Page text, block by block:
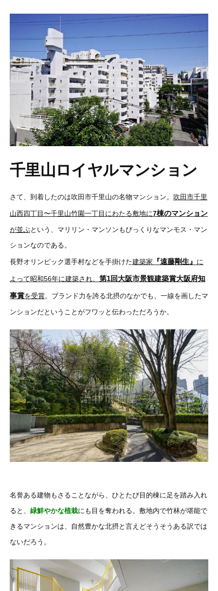
千里山ロイヤルマンション
さて、到着したのは吹田市千里山の名物マンション。 吹田市千里
山西四丁目〜千里山竹園一丁目にわたる敷地に7棟のマンション
が並ぶという、マリリン・マンソンもびっくりなマンモス・マン
ションなのである。
長野オリンピック選手村などを手掛けた建築家 『遠藤剛生』 に
よって昭和56年に建築され、 第1回大阪市景観建築賞大阪府知
事賞を受賞。ブランド力を誇る北摂のなかでも、一線を画したマ
ンションだということがフワッと伝わっただろうか。
名誉ある建物もさることながら、ひとたび目的棟に足を踏み入れ
ると、 緑鮮やかな植栽にも目を奪われる。敷地内で竹林が堪能で
きるマンションは、自然豊かな北摂と言えどそうそうある訳では
ないだろう。